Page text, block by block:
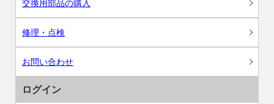
交換用部品の購入
修理・点検
お問い合わせ
ログイン